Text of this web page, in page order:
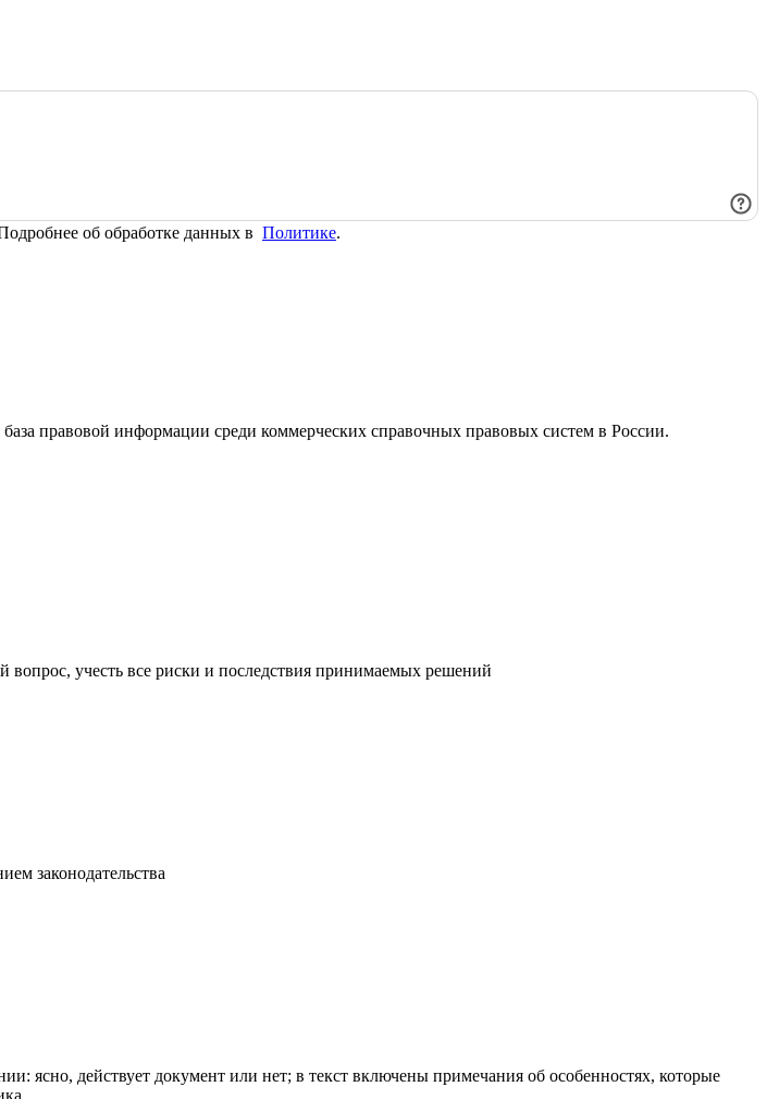
об обработке данных в Политике.
правовой информации среди коммерческих справочных правовых систем в России.
учесть все риски и последствия принимаемых решений
законодательства
действует документ или нет; в текст включены примечания об особенностях, которые